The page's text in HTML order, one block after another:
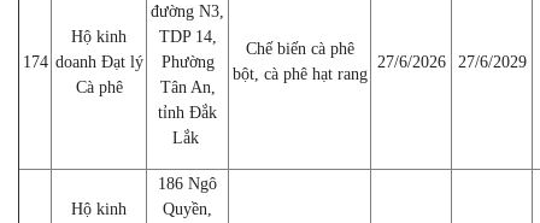
174
Hộ kinh
doanh Đạt lý
Cà phê
đường N3,
TDP 14,
Phường
Tân An,
tỉnh Đắk
Lắk
Chế biến cà phê
bột, cà phê hạt rang
27/6/2026 27/6/2029
Hộ kinh
186 Ngô
Quyền,